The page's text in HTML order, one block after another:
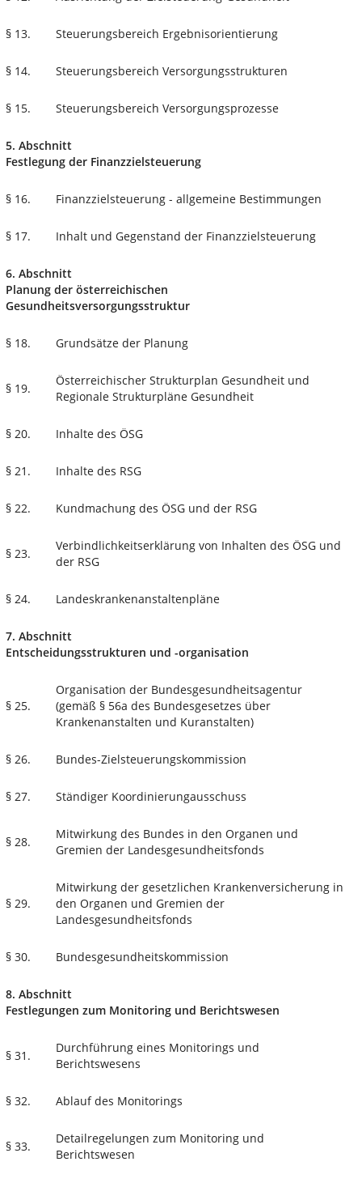
§ 13. Steuerungsbereich Ergebnisorientierung
§ 14. Steuerungsbereich Versorgungsstrukturen
§ 15. Steuerungsbereich Versorgungsprozesse
5. Abschnitt
Festlegung der Finanzzielsteuerung
§ 16. Finanzzielsteuerung - allgemeine Bestimmungen
§ 17. Inhalt und Gegenstand der Finanzzielsteuerung
6. Abschnitt
Planung der österreichischen
Gesundheitsversorgungsstruktur
§ 18. Grundsätze der Planung
§ 19.
Österreichischer Strukturplan Gesundheit und
Regionale Strukturpläne Gesundheit
§ 20. Inhalte des ÖSG
§ 21. Inhalte des RSG
§ 22. Kundmachung des ÖSG und der RSG
§ 23.
Verbindlichkeitserklärung von Inhalten des ÖSG und
der RSG
§ 24. Landeskrankenanstaltenpläne
7. Abschnitt
Entscheidungsstrukturen und -organisation
§ 25.
Organisation der Bundesgesundheitsagentur
(gemäß § 56a des Bundesgesetzes über
Krankenanstalten und Kuranstalten)
§ 26. Bundes-Zielsteuerungskommission
§ 27. Ständiger Koordinierungausschuss
§ 28.
Mitwirkung des Bundes in den Organen und
Gremien der Landesgesundheitsfonds
§ 29.
Mitwirkung der gesetzlichen Krankenversicherung in
den Organen und Gremien der
Landesgesundheitsfonds
§ 30. Bundesgesundheitskommission
8. Abschnitt
Festlegungen zum Monitoring und Berichtswesen
§ 31.
Durchführung eines Monitorings und
Berichtswesens
§ 32. Ablauf des Monitorings
§ 33.
Detailregelungen zum Monitoring und
Berichtswesen